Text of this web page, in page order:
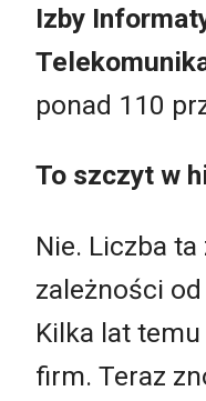
Izby
ponad 110
To szczyt w
Nie. Liczba
zależności
Kilka lat
firm. Teraz